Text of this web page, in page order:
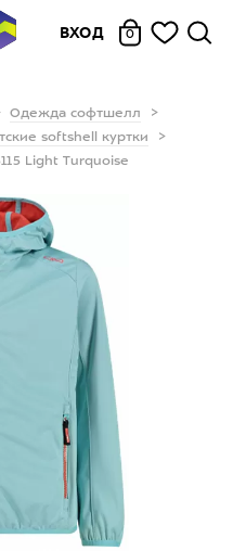
ВХОД 0
Одежда софтшелл
softshell куртки
Light Turquoise